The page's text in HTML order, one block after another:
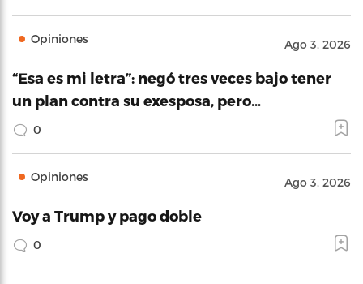
Opiniones Ago 3, 2026
“Esa es mi letra”: negó tres veces bajo tener
un plan contra su exesposa, pero…
0
Opiniones Ago 3, 2026
Voy a Trump y pago doble
0